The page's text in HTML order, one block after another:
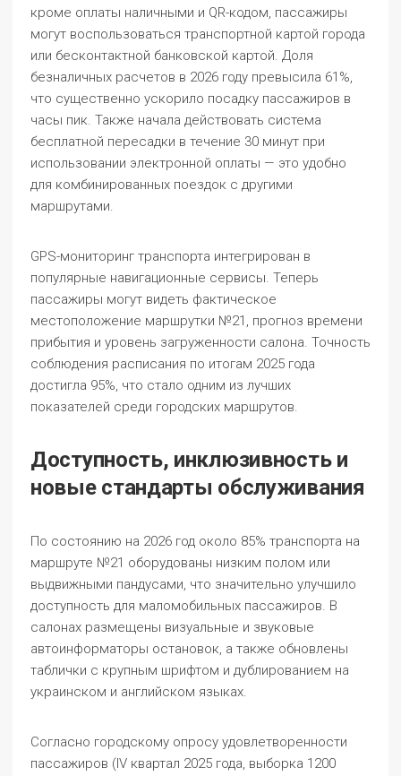
кроме оплаты наличными и QR-кодом, пассажиры
могут воспользоваться транспортной картой города
или бесконтактной банковской картой. Доля
безналичных расчетов в 2026 году превысила 61%,
что существенно ускорило посадку пассажиров в
часы пик. Также начала действовать система
бесплатной пересадки в течение 30 минут при
использовании электронной оплаты — это удобно
для комбинированных поездок с другими
маршрутами.
GPS-мониторинг транспорта интегрирован в
популярные навигационные сервисы. Теперь
пассажиры могут видеть фактическое
местоположение маршрутки №21, прогноз времени
прибытия и уровень загруженности салона. Точность
соблюдения расписания по итогам 2025 года
достигла 95%, что стало одним из лучших
показателей среди городских маршрутов.
Доступность, инклюзивность и
новые стандарты обслуживания
По состоянию на 2026 год около 85% транспорта на
маршруте №21 оборудованы низким полом или
выдвижными пандусами, что значительно улучшило
доступность для маломобильных пассажиров. В
салонах размещены визуальные и звуковые
автоинформаторы остановок, а также обновлены
таблички с крупным шрифтом и дублированием на
украинском и английском языках.
Согласно городскому опросу удовлетворенности
пассажиров (IV квартал 2025 года, выборка 1200